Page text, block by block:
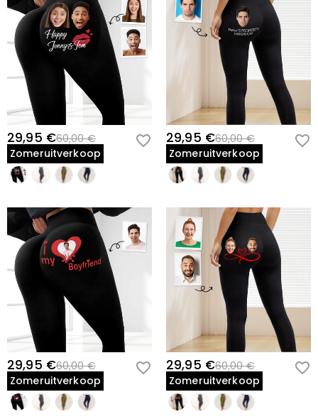
29,95 €60,00 €
Zomeruitverkoop
29,95 €60,00 €
Zomeruitverkoop
29,95 €60,00 €
Zomeruitverkoop
29,95 €60,00 €
Zomeruitverkoop